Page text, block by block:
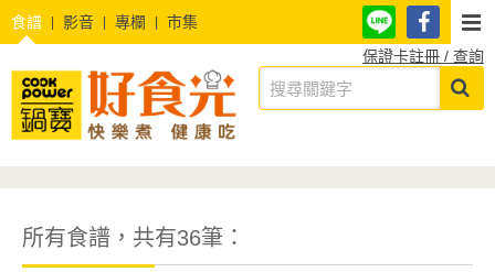
食譜 影音 專欄
市集
保證卡註冊 / 查詢
所有食譜，共有36筆：